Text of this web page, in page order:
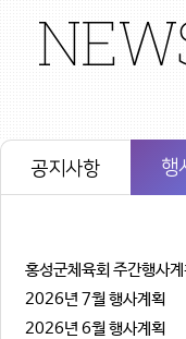
공지사항 행
홍성군체육회 주간행
2026년 7월 행사계획
2026년 6월 행사계획